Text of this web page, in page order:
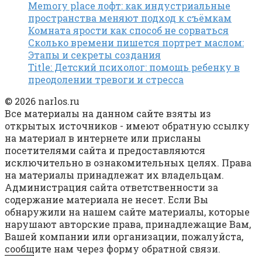
Memory place лофт: как индустриальные
пространства меняют подход к съёмкам
Комната ярости как способ не сорваться
Сколько времени пишется портрет маслом:
Этапы и секреты создания
Title: Детский психолог: помощь ребенку в
преодолении тревоги и стресса
© 2026 narlos.ru
Все материалы на данном сайте взяты из
открытых источников - имеют обратную ссылку
на материал в интернете или присланы
посетителями сайта и предоставляются
исключительно в ознакомительных целях. Права
на материалы принадлежат их владельцам.
Администрация сайта ответственности за
содержание материала не несет. Если Вы
обнаружили на нашем сайте материалы, которые
нарушают авторские права, принадлежащие Вам,
Вашей компании или организации, пожалуйста,
сообщите нам через форму обратной связи.